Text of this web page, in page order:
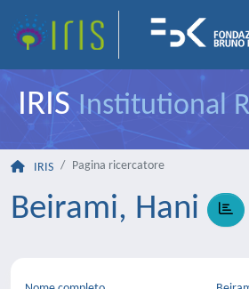
IRISInstitutional
IRIS Pagina ricercatore
Beirami, Hani